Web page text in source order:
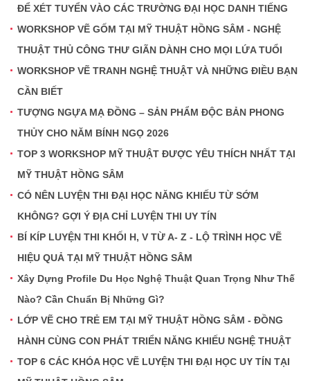
ĐỂ XÉT TUYỂN VÀO CÁC TRƯỜNG ĐẠI HỌC DANH TIẾNG
WORKSHOP VẼ GỐM TẠI MỸ THUẬT HỒNG SÂM - NGHỆ
THUẬT THỦ CÔNG THƯ GIÃN DÀNH CHO MỌI LỨA TUỔI
WORKSHOP VẼ TRANH NGHỆ THUẬT VÀ NHỮNG ĐIỀU BẠN
CẦN BIẾT
TƯỢNG NGỰA MẠ ĐỒNG – SẢN PHẨM ĐỘC BẢN PHONG
THỦY CHO NĂM BÍNH NGỌ 2026
TOP 3 WORKSHOP MỸ THUẬT ĐƯỢC YÊU THÍCH NHẤT TẠI
MỸ THUẬT HỒNG SÂM
CÓ NÊN LUYỆN THI ĐẠI HỌC NĂNG KHIẾU TỪ SỚM
KHÔNG? GỢI Ý ĐỊA CHỈ LUYỆN THI UY TÍN
BÍ KÍP LUYỆN THI KHỐI H, V TỪ A- Z - LỘ TRÌNH HỌC VẼ
HIỆU QUẢ TẠI MỸ THUẬT HỒNG SÂM
Xây Dựng Profile Du Học Nghệ Thuật Quan Trọng Như Thế
Nào? Cần Chuẩn Bị Những Gì?
LỚP VẼ CHO TRẺ EM TẠI MỸ THUẬT HỒNG SÂM - ĐỒNG
HÀNH CÙNG CON PHÁT TRIỂN NĂNG KHIẾU NGHỆ THUẬT
TOP 6 CÁC KHÓA HỌC VẼ LUYỆN THI ĐẠI HỌC UY TÍN TẠI